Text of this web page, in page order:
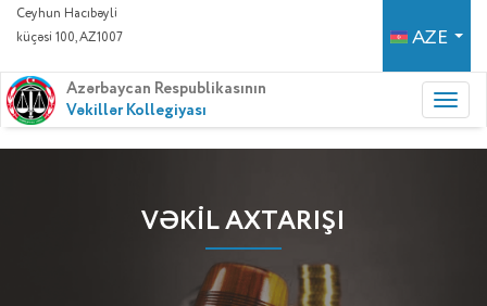
Ceyhun Hacıbəyli
küçəsi 100, AZ1007
AZE
Azərbaycan Respublikasının
Vəkillər Kollegiyası
VƏKİL AXTARIŞI